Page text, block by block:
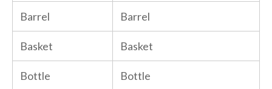
Barrel Barrel
Basket Basket
Bottle Bottle